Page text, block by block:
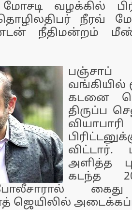
வழக்கில்
நீரவ்
நீதிமன்றம்
வங்கியில்
கடனை
திருப்ப
விட்டார்.
அளித்த
கடந்த
கைது